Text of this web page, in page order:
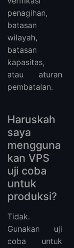
penagihan,
batasan
wilayah,
batasan
kapasitas,
atau aturan
pembatalan.
Haruskah
saya
mengguna
kan VPS
uji coba
untuk
produksi?
Tidak.
Gunakan uji
coba untuk